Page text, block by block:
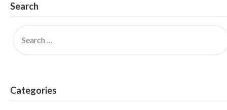
Search
Categories